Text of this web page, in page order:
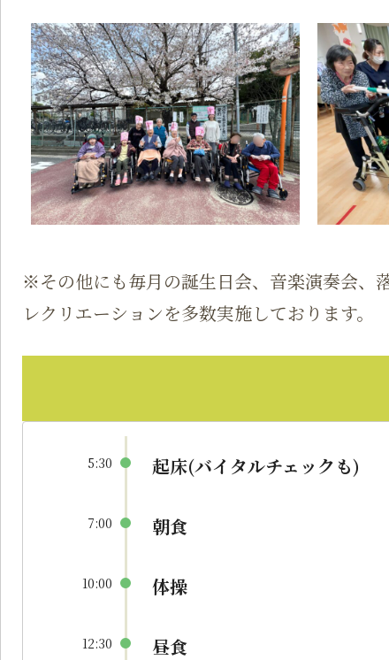
※その他にも毎月の誕生日会、音楽演奏会、
レクリエーションを多数実施しております。
5:30 起床(バイタルチェックも)
7:00 朝食
10:00 体操
12:30 昼食